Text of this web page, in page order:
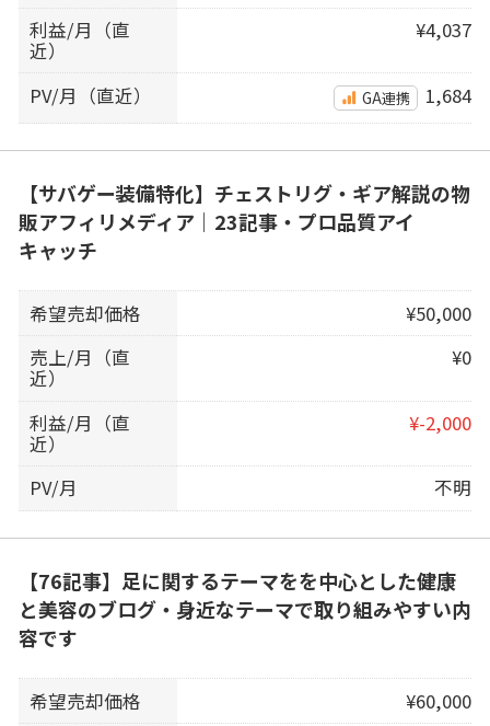
利益/月（直
近）
¥4,037
PV/月（直近） GA連携 1,684
【サバゲー装備特化】チェストリグ・ギア解説の物
販アフィリメディア｜23記事・プロ品質アイ
キャッチ
希望売却価格
¥50,000
売上/月（直
近）
¥0
利益/月（直
近）
¥-2,000
PV/月 不明
【76記事】足に関するテーマをを中心とした健康
と美容のブログ・身近なテーマで取り組みやすい内
容です
希望売却価格
¥60,000